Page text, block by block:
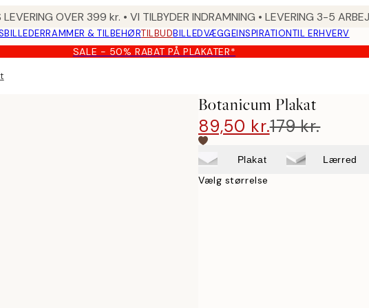
LEVERING OVER 399 kr. • VI TILBYDER INDRAMNING • LEVERING 3-5
RAMMER & TILBEHØRTILBUDBILLEDVÆGGEINSPIRATIONTIL ERHVERV
SALE - 50% RABAT PÅ PLAKATER*
Botanicum Plakat
89,50 kr.179 kr.
Plakat Lærred
Vælg størrelse